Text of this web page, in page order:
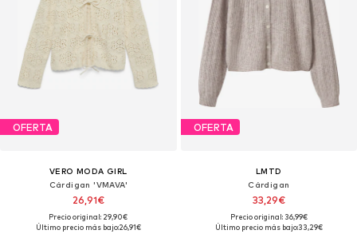
OFERTA
VERO MODA GIRL
Cárdigan 'VMAVA'
26,91€
Precio original: 29,90€
Último precio más bajo:26,91€
OFERTA
LMTD
Cárdigan
33,29€
Precio original: 36,99€
Último precio más bajo:33,29€